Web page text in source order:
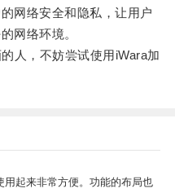
网络安全和隐私，让用户
网络环境。
，不妨尝试使用iWara加
起来非常方便。功能的布局也